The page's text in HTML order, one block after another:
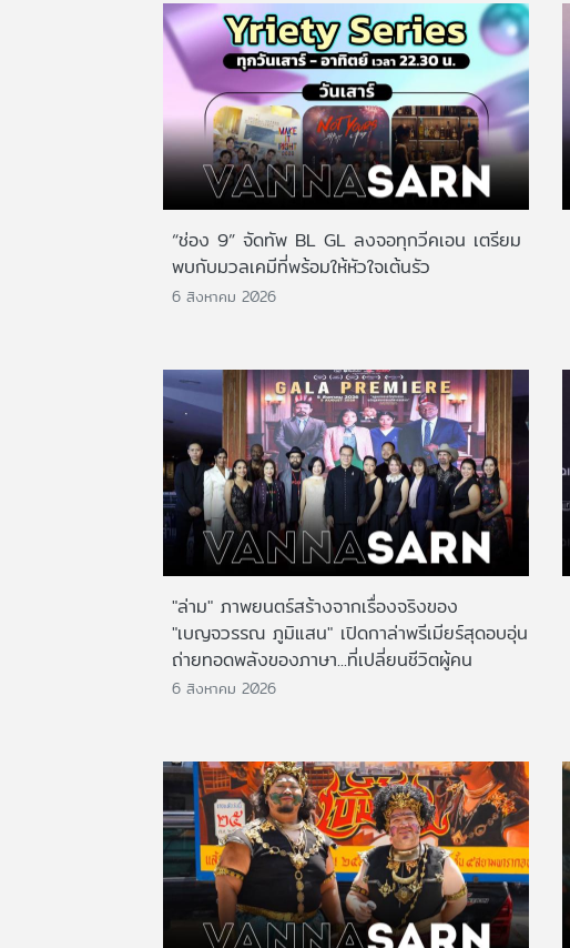
“ช่อง 9” จัดทัพ BL GL ลงจอทุกวีคเอน เตรียม
พบกับมวลเคมีที่พร้อมให้หัวใจเต้นรัว
6 สิงหาคม 2026
"ล่าม" ภาพยนตร์สร้างจากเรื่องจริงของ
"เบญจวรรณ ภูมิแสน" เปิดกาล่าพรีเมียร์สุดอบอุ่น
ถ่ายทอดพลังของภาษา...ที่เปลี่ยนชีวิตผู้คน
6 สิงหาคม 2026